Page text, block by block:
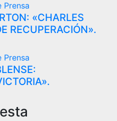
Prensa
«CHARLES
RECUPERACIÓN».
Prensa